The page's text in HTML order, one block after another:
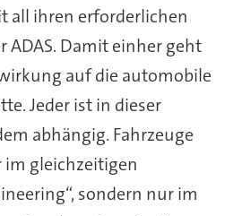
all ihren erforderlichen
ADAS. Damit einher geht
auf die automobile
Jeder ist in dieser
abhängig. Fahrzeuge
gleichzeitigen
sondern nur im